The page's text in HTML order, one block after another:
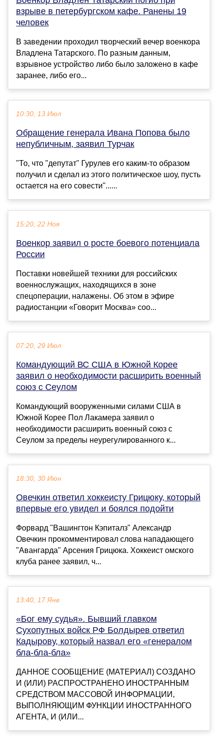
взрыве в петербургском кафе. Ранены 19
человек
В заведении проходил творческий вечер военкора
Владлена Татарского. По разным данным,
взрывное устройство либо было заложено в кафе
заранее, либо его...
10:30, 13 Июл
Обращение генерала Ивана Попова было
непубличным, заявил Турчак
"То, что "депутат" Гурулев его каким-то образом
получил и сделал из этого политическое шоу, пусть
остается на его совести"......
15:20, 22 Ноя
Военкор заявил о росте боевого потенциала
России
Поставки новейшей техники для российских
военнослужащих, находящихся в зоне
спецоперации, налажены. Об этом в эфире
радиостанции «Говорит Москва» соо...
07:20, 29 Июл
Командующий ВС США в Южной Корее
заявил о необходимости расширить военный
союз с Сеулом
Командующий вооруженными силами США в
Южной Корее Пол Лакамера заявил о
необходимости расширить военный союз с
Сеулом за пределы неурегулированного к...
18:30, 30 Июн
Овечкин ответил хоккеисту Грицюку, который
впервые его увидел и боялся подойти
Форвард "Вашингтон Кэпиталз" Александр
Овечкин прокомментировал слова нападающего
"Авангарда" Арсения Грицюка. Хоккеист омского
клуба ранее заявил, ч...
13:40, 17 Янв
«Бог ему судья». Бывший главком
Сухопутных войск РФ Болдырев ответил
Кадырову, который назвал его «генералом
бла-бла-бла»
ДАННОЕ СООБЩЕНИЕ (МАТЕРИАЛ) СОЗДАНО
И (ИЛИ) РАСПРОСТРАНЕНО ИНОСТРАННЫМ
СРЕДСТВОМ МАССОВОЙ ИНФОРМАЦИИ,
ВЫПОЛНЯЮЩИМ ФУНКЦИИ ИНОСТРАННОГО
АГЕНТА, И (ИЛИ...